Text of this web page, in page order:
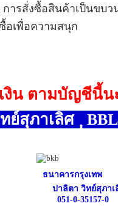
ารสั่งซื้อสินค้าเป็นขบว
อเพื่อความสนุก
งิน ตามบัญชีนี้น
ย์สุภาเลิศ
ธนาคารกรุงเทพ
วิทย์สุภาเลิ
35157-0